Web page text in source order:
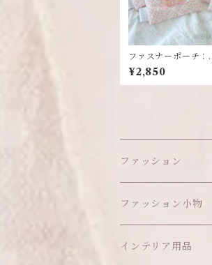
ファスナーポーチ：
マのハンドメイド
¥2,850
ファッション
ワンピース
アウター
ファッション小物
ヘッドアイテム
インテリア用品